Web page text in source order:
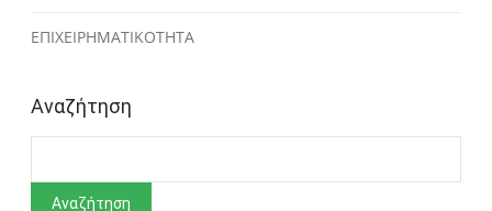
ΕΠΙΧΕΙΡΗΜΑΤΙΚΟΤΗΤΑ
Αναζήτηση